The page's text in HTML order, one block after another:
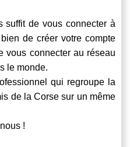
suffit de vous connecter à
de créer votre compte
vous connecter au réseau
le monde.
qui regroupe la
de la Corse sur un même
!